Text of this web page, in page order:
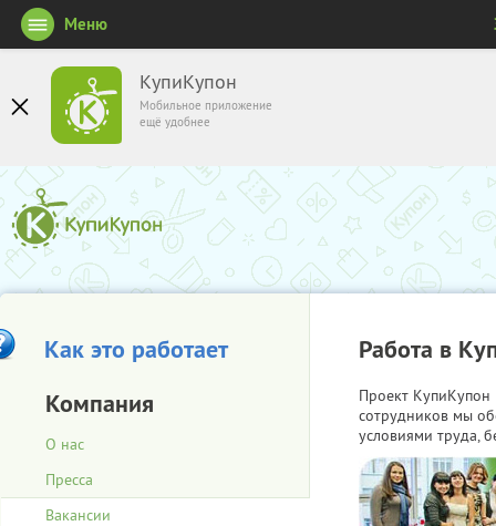
КупиКупон
Мобильное приложение
ещё удобнее
Меню
Как это работает
Компания
О нас
Пресса
Вакансии
Работа в
Проект КупиКупон
сотрудников мы
условиями труда,